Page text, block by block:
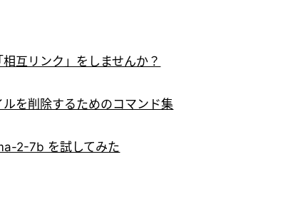
互リンク」をしませんか？
を削除するためのコマンド集
2-7b を試してみた